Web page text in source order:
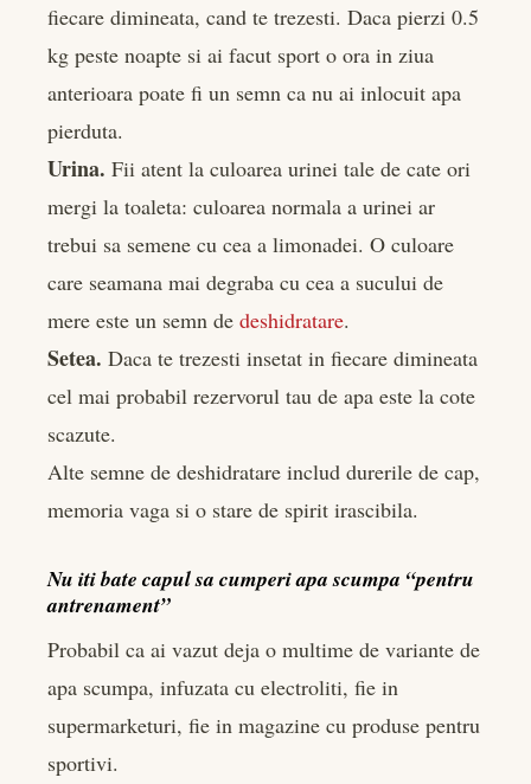
fiecare dimineata, cand te trezesti. Daca pierzi 0.5
kg peste noapte si ai facut sport o ora in ziua
anterioara poate fi un semn ca nu ai inlocuit apa
pierduta.
Urina. Fii atent la culoarea urinei tale de cate ori
mergi la toaleta: culoarea normala a urinei ar
trebui sa semene cu cea a limonadei. O culoare
care seamana mai degraba cu cea a sucului de
mere este un semn de deshidratare.
Setea. Daca te trezesti insetat in fiecare dimineata
cel mai probabil rezervorul tau de apa este la cote
scazute.
Alte semne de deshidratare includ durerile de cap,
memoria vaga si o stare de spirit irascibila.
Nu iti bate capul sa cumperi apa scumpa “pentru
antrenament”
Probabil ca ai vazut deja o multime de variante de
apa scumpa, infuzata cu electroliti, fie in
supermarketuri, fie in magazine cu produse pentru
sportivi.